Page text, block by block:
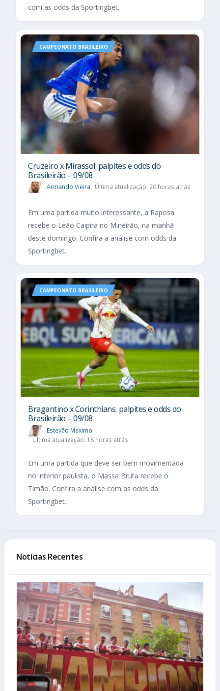
com as odds da Sportingbet.
CAMPEONATO BRASILEIRO
Cruzeiro x Mirassol: palpites e odds do
Brasileirão – 09/08
Armando Vieira Última atualização: 20 horas atrás
Em uma partida muito interessante, a Raposa
recebe o Leão Caipira no Mineirão, na manhã
deste domingo. Confira a análise com odds da
Sportingbet.
CAMPEONATO BRASILEIRO
Bragantino x Corinthians: palpites e odds do
Brasileirão – 09/08
Estevão Maximo
Última atualização: 18 horas atrás
Em uma partida que deve ser bem movimentada
no interior paulista, o Massa Bruta recebe o
Timão. Confira a análise com as odds da
Sportingbet.
Notícias Recentes